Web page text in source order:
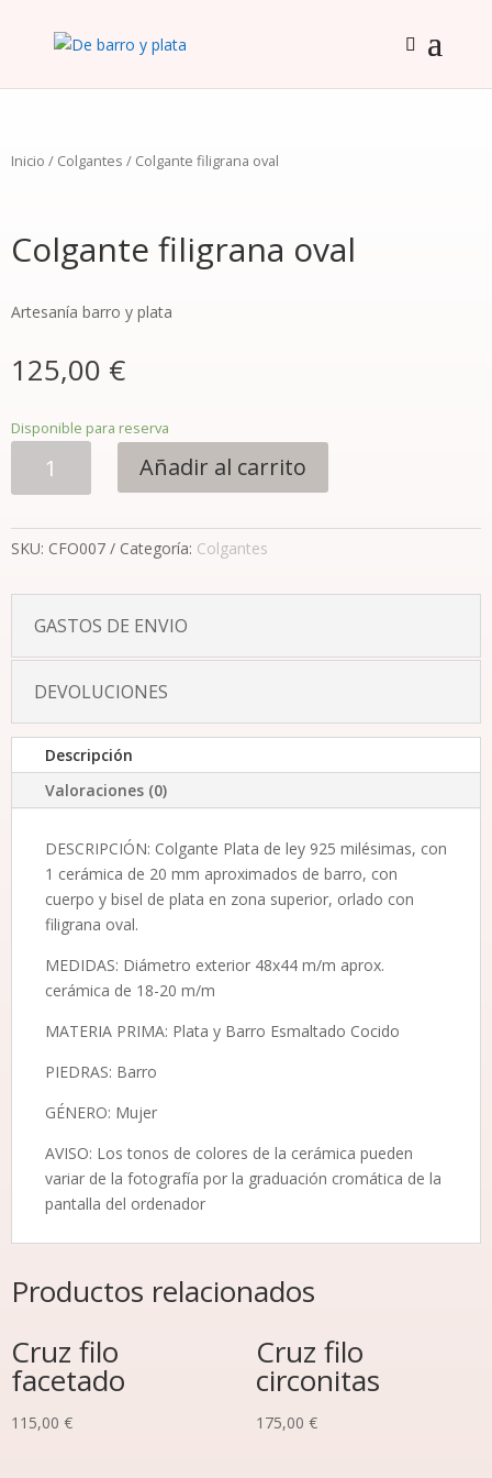
Inicio / Colgantes / Colgante filigrana oval
Colgante filigrana oval
Artesanía barro y plata
125,00 €
Disponible para reserva
filigrana
cantidad
Añadir al carrito
SKU: CFO007 Categoría: Colgantes
GASTOS DE ENVIO
DEVOLUCIONES
Descripción
Valoraciones (0)
DESCRIPCIÓN: Colgante Plata de ley 925 milésimas, con
1 cerámica de 20 mm aproximados de barro, con
cuerpo y bisel de plata en zona superior, orlado con
filigrana oval.
MEDIDAS: Diámetro exterior 48x44 m/m aprox.
cerámica de 18-20 m/m
MATERIA PRIMA: Plata y Barro Esmaltado Cocido
PIEDRAS: Barro
GÉNERO: Mujer
AVISO: Los tonos de colores de la cerámica pueden
variar de la fotografía por la graduación cromática de la
pantalla del ordenador
Productos relacionados
Cruz filo
facetado
115,00 €
Cruz filo
circonitas
175,00 €